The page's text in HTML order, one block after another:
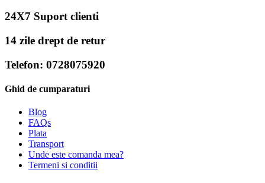
24X7 Suport clienti
14 zile drept de retur
Telefon: 0728075920
Ghid de cumparaturi
Blog
FAQs
Plata
Transport
Unde este comanda mea?
Termeni si conditii